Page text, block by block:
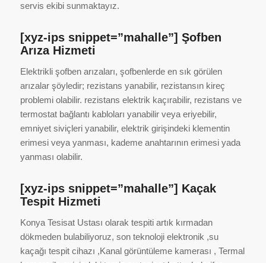
servis ekibi sunmaktayız.
[xyz-ips snippet=”mahalle”] Şofben
Arıza Hizmeti
Elektrikli şofben arızaları, şofbenlerde en sık görülen
arızalar şöyledir; rezistans yanabilir, rezistansın kireç
problemi olabilir. rezistans elektrik kaçırabilir, rezistans ve
termostat bağlantı kabloları yanabilir veya eriyebilir,
emniyet siviçleri yanabilir, elektrik girişindeki klementin
erimesi veya yanması, kademe anahtarının erimesi yada
yanması olabilir.
[xyz-ips snippet=”mahalle”] Kaçak
Tespit Hizmeti
Konya Tesisat Ustası olarak tespiti artık kırmadan
dökmeden bulabiliyoruz, son teknoloji elektronik ,su
kaçağı tespit cihazı ,Kanal görüntüleme kamerası , Termal